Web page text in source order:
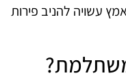
עשויה להניב פירות